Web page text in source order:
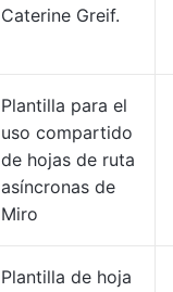
Caterine Greif.
Plantilla para el
uso compartido
de hojas de ruta
asíncronas de
Miro
Plantilla de hoja